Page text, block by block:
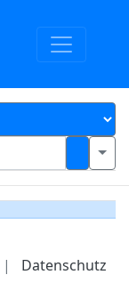
| Datenschutz